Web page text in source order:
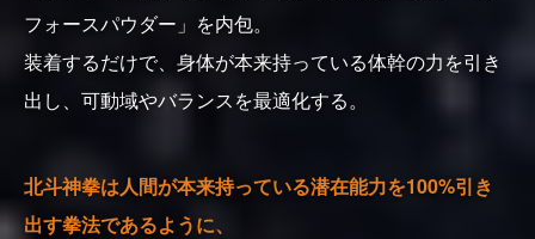
フォースパウダー」を内包。
装着するだけで、身体が本来持っている体幹の力を引き
出し、可動域やバランスを最適化する。
北斗神拳は人間が本来持っている潜在能力を100%引き
出す拳法であるように、